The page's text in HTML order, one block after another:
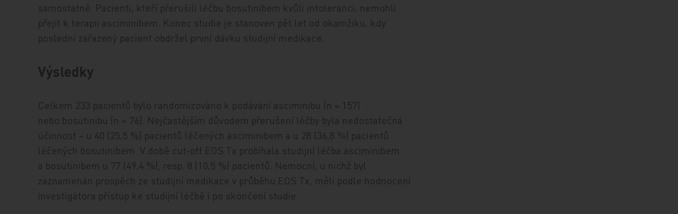
samostatně. Pacienti, kteří přerušili léčbu bosutinibem kvůli intoleranci, nemohli
přejít k terapii asciminibem. Konec studie je stanoven pět let od okamžiku, kdy
poslední zařazený pacient obdržel první dávku studijní medikace.
Výsledky
Celkem 233 pacientů bylo randomizováno k podávání asciminibu (n = 157)
nebo bosutinibu (n = 76). Nejčastějším důvodem přerušení léčby byla nedostatečná
účinnost – u 40 (25,5 %) pacientů léčených asciminibem a u 28 (36,8 %) pacientů
léčených bosutinibem. V době cut‑off EOS Tx probíhala studijní léčba asciminibem
a bosutinibem u 77 (49,4 %), resp. 8 (10,5 %) pacientů. Nemocní, u nichž byl
zaznamenán prospěch ze studijní medikace v průběhu EOS Tx, měli podle hodnocení
investigátora přístup ke studijní léčbě i po skončení studie.